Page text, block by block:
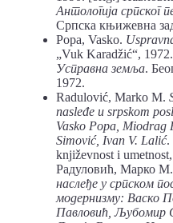
Антологија српског
Српска књижевна
Popa, Vasko.
„Vuk Karadžić“,
Усправна земља.
1972.
Radulović, Marko M.
nasleđe u srpskom
Vasko Popa,
Simović, Ivan V. Lalić.
književnost i
Радуловић, Марко М.
наслеђе у српском
модернизму: Васко
Павловић, Љубомир